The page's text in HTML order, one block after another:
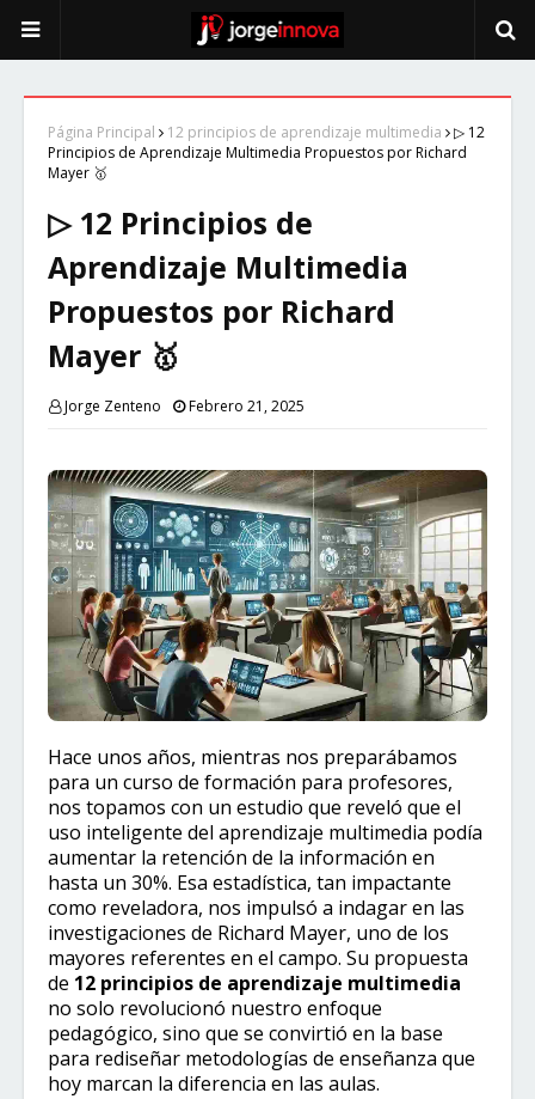
Página Principal 12 principios de aprendizaje multimedia
▷ 12
Principios de Aprendizaje Multimedia Propuestos por Richard
Mayer 🥇
▷ 12 Principios de
Aprendizaje Multimedia
Propuestos por Richard
Mayer 🥇
Jorge Zenteno Febrero 21, 2025
Hace unos años, mientras nos preparábamos
para un curso de formación para profesores,
nos topamos con un estudio que reveló que el
uso inteligente del aprendizaje multimedia podía
aumentar la retención de la información en
hasta un 30%. Esa estadística, tan impactante
como reveladora, nos impulsó a indagar en las
investigaciones de Richard Mayer, uno de los
mayores referentes en el campo. Su propuesta
de 12 principios de aprendizaje multimedia
no solo revolucionó nuestro enfoque
pedagógico, sino que se convirtió en la base
para rediseñar metodologías de enseñanza que
hoy marcan la diferencia en las aulas.